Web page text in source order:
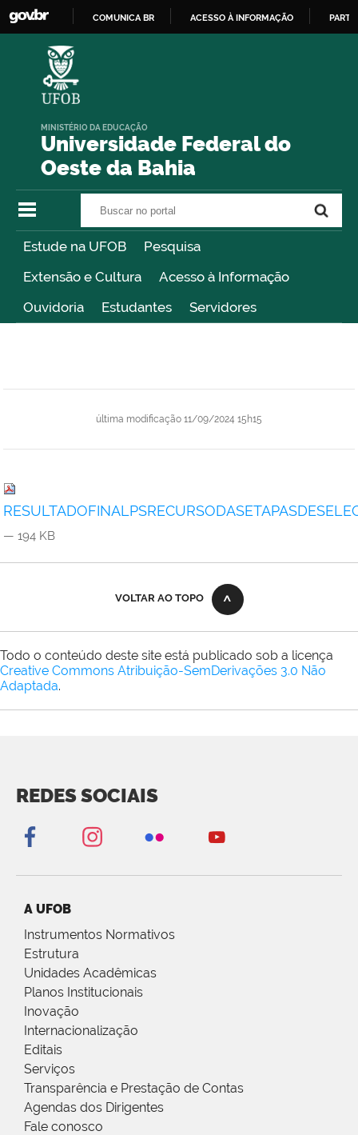
COMUNICA BR ACESSO À INFORMAÇÃO
Universidade Federal do
Oeste da Bahia
MINISTÉRIO DA EDUCAÇÃO
Estude na UFOB
Pesquisa
Extensão e Cultura
Acesso à Informação
Ouvidoria
Estudantes Servidores
última modificação 11/09/2024 15h15
— 194 KB
VOLTAR AO TOPO
Todo o conteúdo deste site está publicado sob a licença
Creative Commons Atribuição-SemDerivações 3.0 Não
Adaptada.
REDES SOCIAIS
A UFOB
Instrumentos Normativos
Estrutura
Unidades Acadêmicas
Planos Institucionais
Inovação
Internacionalização
Editais
Serviços
Transparência e Prestação de Contas
Agendas dos Dirigentes
Fale conosco